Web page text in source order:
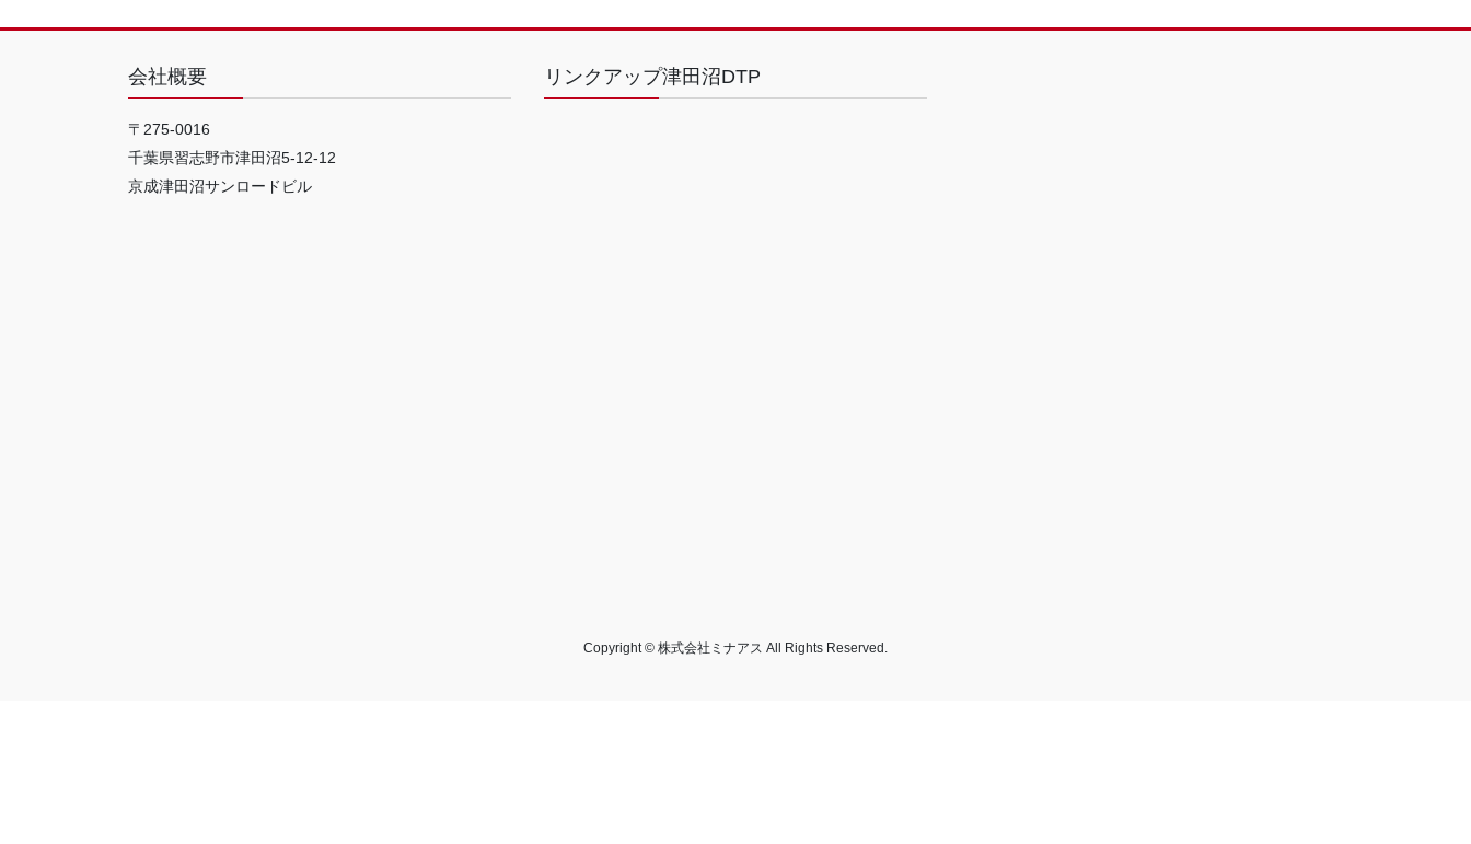
会社概要
〒275-0016
千葉県習志野市津田沼5-12-12
京成津田沼サンロードビル
リンクアップ津田沼DTP
Copyright © 株式会社ミナアス All Rights Reserved.